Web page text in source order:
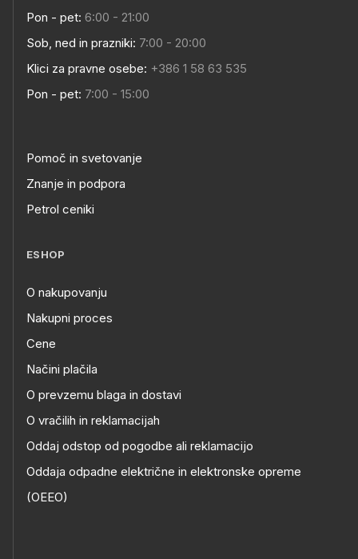
Pon - pet: 6:00 - 21:00
Sob, ned in prazniki: 7:00 - 20:00
Klici za pravne osebe: +386 1 58 63 535
Pon - pet: 7:00 - 15:00
Pomoč in svetovanje
Znanje in podpora
Petrol ceniki
ESHOP
O nakupovanju
Nakupni proces
Cene
Načini plačila
O prevzemu blaga in dostavi
O vračilih in reklamacijah
Oddaj odstop od pogodbe ali reklamacijo
Oddaja odpadne električne in elektronske opreme
(OEEO)